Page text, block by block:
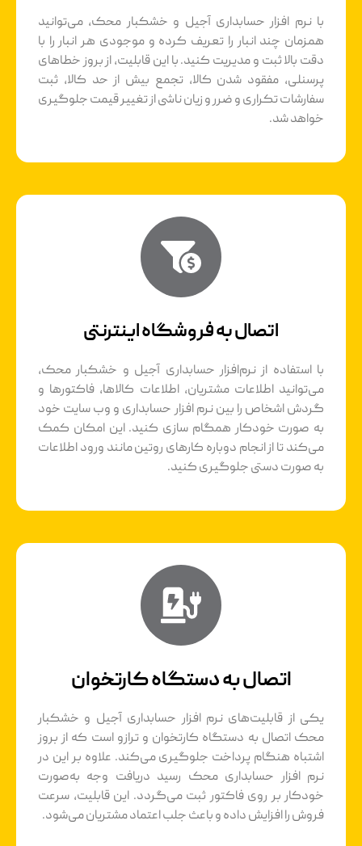
با نرم افزار حسابداری آجیل و خشکبار محک، می‌توانید
همزمان چند انبار را تعریف کرده و موجودی هر انبار را با
دقت بالا ثبت و مدیریت کنید. با این قابلیت، از بروز خطاهای
پرسنلی، مفقود شدن کالا، تجمع بیش از حد کالا، ثبت
سفارشات تکراری و ضرر و زیان ناشی از تغییر قیمت جلوگیری
خواهد شد.
اتصال به فروشگاه اینترنتی
با استفاده از نرم‌افزار حسابداری آجیل و خشکبار محک،
می‌توانید اطلاعات مشتریان، اطلاعات کالاها، فاکتورها و
گردش اشخاص را بین نرم افزار حسابداری و وب سایت خود
به صورت خودکار همگام سازی کنید. این امکان کمک
می‌کند تا از انجام دوباره کارهای روتین مانند ورود اطلاعات
به صورت دستی جلوگیری کنید.
اتصال به دستگاه کارتخوان
یکی از قابلیت‌های نرم افزار حسابداری آجیل و خشکبار
محک اتصال به دستگاه کارتخوان و ترازو است که از بروز
اشتباه هنگام پرداخت جلوگیری می‌کند. علاوه بر این در
نرم افزار حسابداری محک رسید دریافت وجه به‌صورت
خودکار بر روی فاکتور ثبت می‌گردد. این قابلیت، سرعت
فروش را افزایش داده و باعث جلب اعتماد مشتریان می‌شود.